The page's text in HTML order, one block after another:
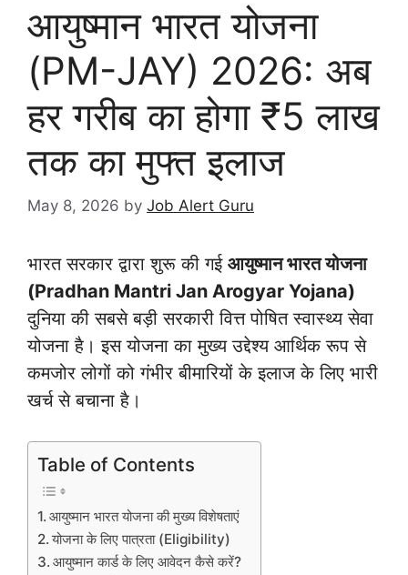
आयुष्मान भारत योजना
(PM-JAY) 2026: अब
हर गरीब का होगा ₹5 लाख
तक का मुफ्त इलाज
May 8, 2026 by Job Alert Guru
भारत सरकार द्वारा शुरू की गई आयुष्मान भारत योजना
(Pradhan Mantri Jan Arogyar Yojana)
दुनिया की सबसे बड़ी सरकारी वित्त पोषित स्वास्थ्य सेवा
योजना है। इस योजना का मुख्य उद्देश्य आर्थिक रूप से
कमजोर लोगों को गंभीर बीमारियों के इलाज के लिए भारी
खर्च से बचाना है।
Table of Contents
आयुष्मान भारत योजना की मुख्य विशेषताएं
योजना के लिए पात्रता (Eligibility)
आयुष्मान कार्ड के लिए आवेदन कैसे करें?